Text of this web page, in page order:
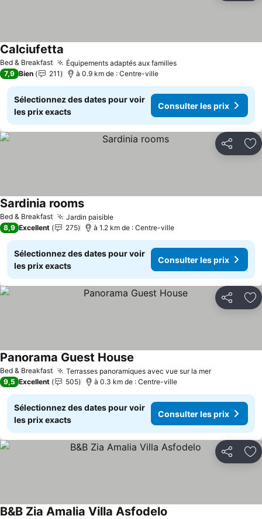
Bed & Breakfast Équipements adaptés aux familles
Calciufetta
7,9 Bien 211 à 0.9 km de : Centre-ville
Sélectionnez des dates pour voir
les prix exacts
Consulter les prix
Partager
Bed & Breakfast Jardin paisible
Sardinia rooms
8,9 Excellent 275 à 1.2 km de : Centre-ville
Sélectionnez des dates pour voir
les prix exacts
Consulter les prix
Partager
Bed & Breakfast Terrasses panoramiques avec vue sur la mer
Panorama Guest House
9,5 Excellent 505 à 0.3 km de : Centre-ville
Sélectionnez des dates pour voir
les prix exacts
Consulter les prix
Partager
B&B Zia Amalia Villa Asfodelo